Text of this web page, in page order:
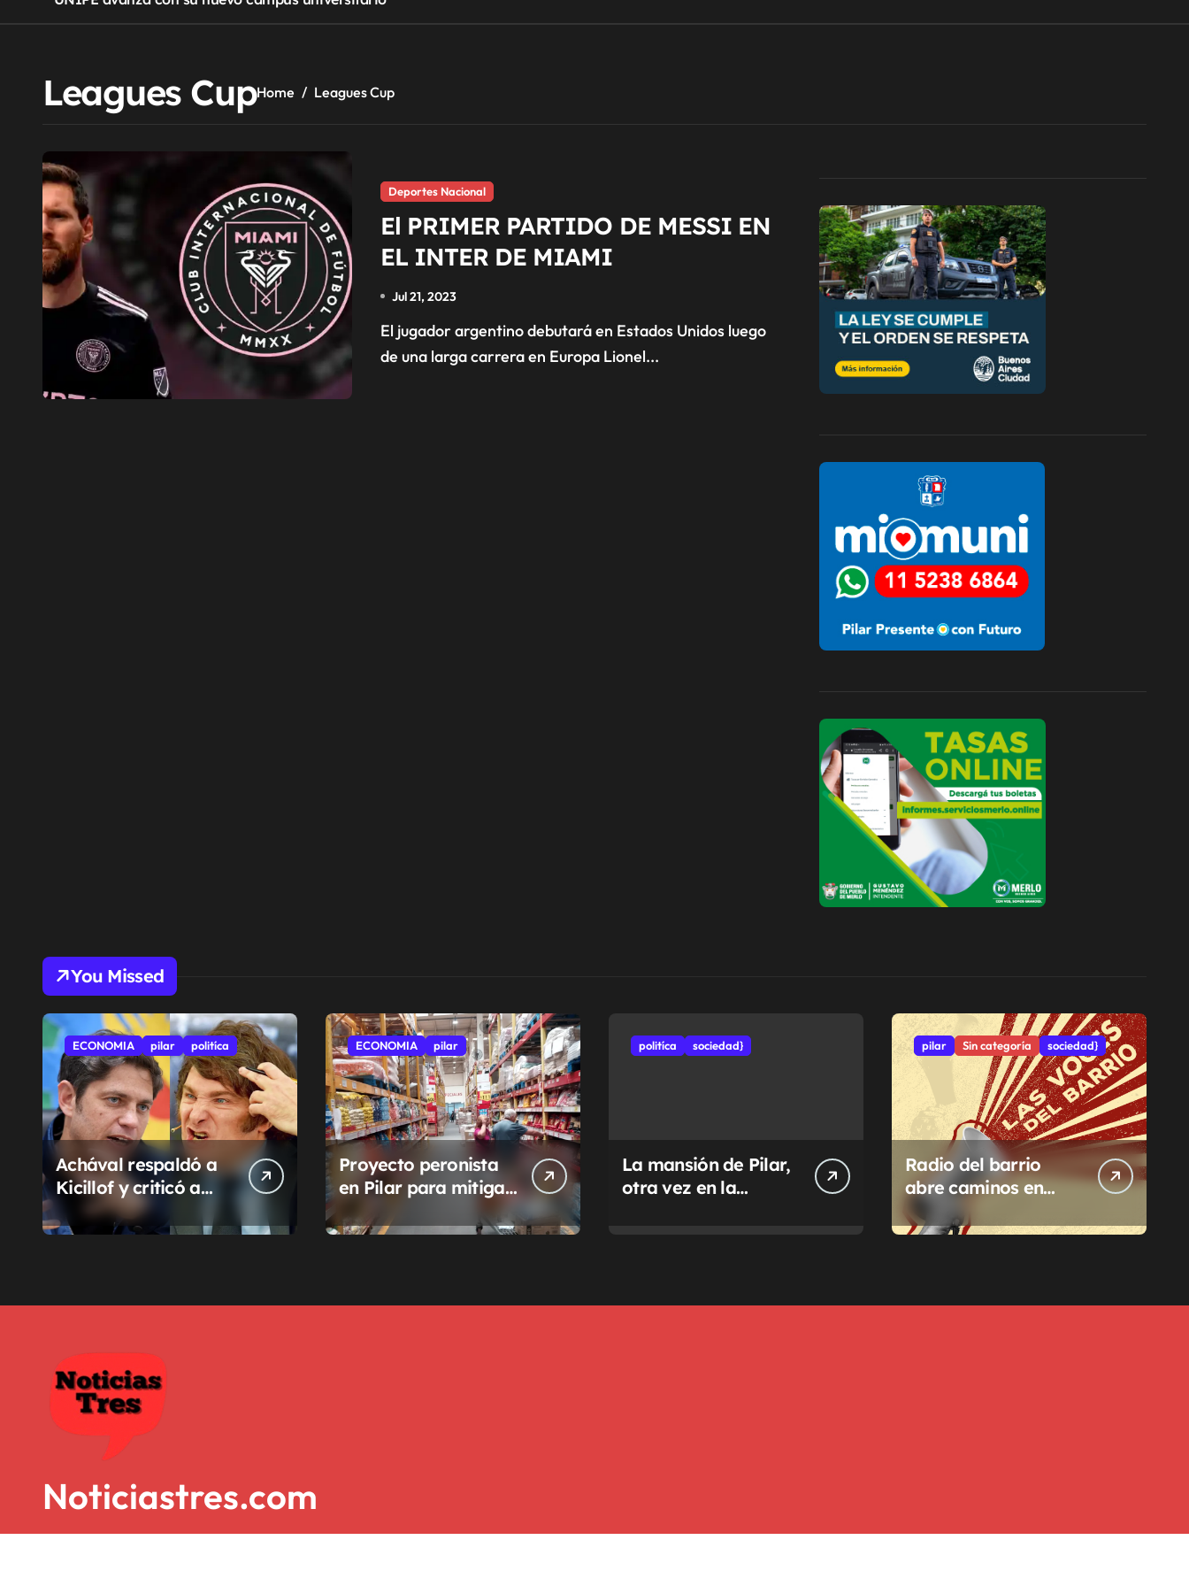
Leagues CupHome Leagues Cup
Deportes Nacional
El PRIMER PARTIDO DE MESSI EN
EL INTER DE MIAMI
Jul 21, 2023
El jugador argentino debutará en Estados Unidos luego
de una larga carrera en Europa Lionel...
You Missed
ECONOMIA pilar politíca
Achával respaldó a
Kicillof y criticó a
Milei
ECONOMIA pilar
Proyecto peronista
en Pilar para mitigar
municipales
politíca sociedad}
La mansión de Pilar,
otra vez en la
pilar Sin categoría sociedad}
Radio del barrio
abre caminos en
Pilar
Noticiastres.com